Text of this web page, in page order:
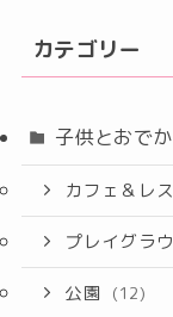
カテゴリー
子供とおで
カフェ＆レ
プレイグラ
公園 (12)